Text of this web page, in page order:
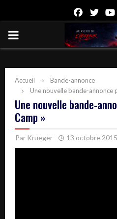
Facebook
PRIMARY
Accueil
Bande-annonce
Une nouvelle bande-annonce
Une nouvelle bande-
Camp »
Par Krueger 13 octobre 2015